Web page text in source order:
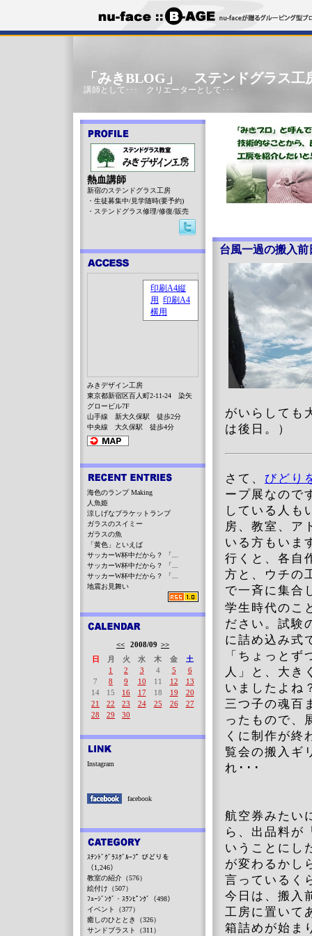
「みきBLOG」 ステンドグラス工
講師として･･･ クリエーターとして･･･
台風一過の搬入前
がいらしても
は後日。）
さて、 びどり
ープ展なので
している人も
房、教室、ア
いる方もいま
行くと、各自
方と、ウチの
で一斉に集合
学生時代のこ
ださい。試験
に詰め込み式
「ちょっとず
人」と、大き
いましたよね
三つ子の魂百
ったもので、
くに制作が終
覧会の搬入ギ
れ･･･
航空券みたい
ら、出品料が
いうことにし
が変わるかし
言っているく
今日は、搬入
工房に置いて
箱詰めが始ま
熱血講師
新宿のステンドグラス工房
・生徒募集中/見学随時(要予約)
・ステンドグラス修理/修復/販売
みきデザイン工房
東京都新宿区百人町2-11-24 染矢
グロービル7F
山手線 新大久保駅 徒歩2分
中央線 大久保駅 徒歩4分
海色のランプ Making
人魚姫
涼しげなブラケットランプ
ガラスのスイミー
ガラスの魚
「黄色」といえば
サッカーW杯中だから？ 「...
サッカーW杯中だから？ 「...
サッカーW杯中だから？ 「...
地震お見舞い
<< 2008/09 >>
日
月 火 水 木 金
土
1
2 3 4 5
6
7
8 9 10 11 12
13
14
15 16 17 18 19
20
21
22 23 24 25 26
27
28
29 30
Instagram
facebook
ｽﾃﾝﾄﾞｸﾞﾗｽｸﾞﾙｰﾌﾟ びどりを
（1,246）
教室の紹介（576）
絵付け（507）
ﾌｭｰｼﾞﾝｸﾞ・ｽﾗﾝﾋﾟﾝｸﾞ（498）
イベント（377）
癒しのひととき（326）
サンドブラスト（311）